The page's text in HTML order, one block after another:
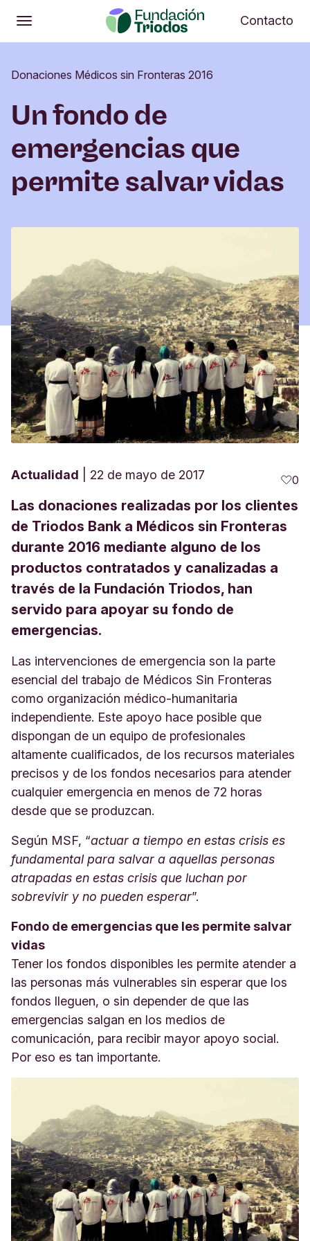
Abrir
Menú principal
Abrir
Contacto
Donaciones Médicos sin Fronteras 2016
Un fondo de
emergencias que
permite salvar vidas
Actualidad 22 de mayo de 2017 0
Las donaciones realizadas por los clientes
de Triodos Bank a Médicos sin Fronteras
durante 2016 mediante alguno de los
productos contratados y canalizadas a
través de la Fundación Triodos, han
servido para apoyar su fondo de
emergencias.
Las intervenciones de emergencia son la parte
esencial del trabajo de Médicos Sin Fronteras
como organización médico-humanitaria
independiente. Este apoyo hace posible que
dispongan de un equipo de profesionales
altamente cualificados, de los recursos materiales
precisos y de los fondos necesarios para atender
cualquier emergencia en menos de 72 horas
desde que se produzcan.
Según MSF, “actuar a tiempo en estas crisis es
fundamental para salvar a aquellas personas
atrapadas en estas crisis que luchan por
sobrevivir y no pueden esperar”.
Fondo de emergencias que les permite salvar
vidas
Tener los fondos disponibles les permite atender a
las personas más vulnerables sin esperar que los
fondos lleguen, o sin depender de que las
emergencias salgan en los medios de
comunicación, para recibir mayor apoyo social.
Por eso es tan importante.